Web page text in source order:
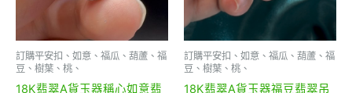
訂購平安扣、如意、福瓜、葫蘆、福
豆、樹葉、桃、
18K翡翠A貨玉器稱心如意翡
訂購平安扣、如意、福瓜、葫蘆、福
豆、樹葉、桃、
18K翡翠A貨玉器福豆翡翠吊